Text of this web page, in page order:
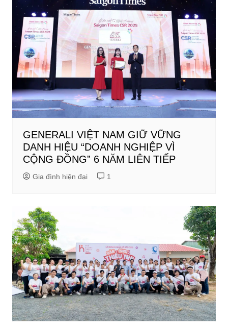
GENERALI VIỆT NAM GIỮ VỮNG
DANH HIỆU “DOANH NGHIỆP VÌ
CỘNG ĐỒNG” 6 NĂM LIÊN TIẾP
Gia đình hiện đại 1